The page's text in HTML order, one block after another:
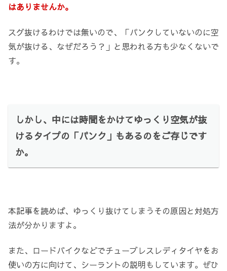
はありませんか。
スグ抜けるわけでは無いので、「パンクしていないのに空
気が抜ける、なぜだろう？」と思われる方も少なくないで
す。
しかし、中には時間をかけてゆっくり空気が抜
けるタイプの「パンク」もあるのをご存じです
か。
本記事を読めば、ゆっくり抜けてしまうその原因と対処方
法が分かりますよ。
また、ロードバイクなどでチューブレスレディタイヤをお
使いの方に向けて、シーラントの説明もしています。ぜひ